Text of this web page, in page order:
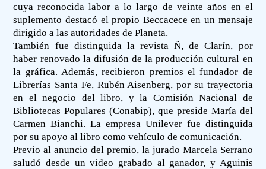
cuya reconocida labor a lo largo de veinte años en el
suplemento destacó el propio Beccacece en un mensaje
dirigido a las autoridades de Planeta.
También fue distinguida la revista Ñ, de Clarín, por
haber renovado la difusión de la producción cultural en
la gráfica. Además, recibieron premios el fundador de
Librerías Santa Fe, Rubén Aisenberg, por su trayectoria
en el negocio del libro, y la Comisión Nacional de
Bibliotecas Populares (Conabip), que preside María del
Carmen Bianchi. La empresa Unilever fue distinguida
por su apoyo al libro como vehículo de comunicación.
Previo al anuncio del premio, la jurado Marcela Serrano
saludó desde un video grabado al ganador, y Aguinis